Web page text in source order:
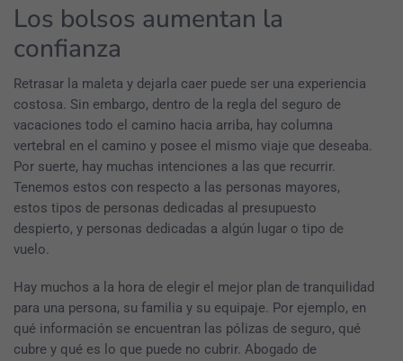
Los bolsos aumentan la
confianza
Retrasar la maleta y dejarla caer puede ser una experiencia
costosa. Sin embargo, dentro de la regla del seguro de
vacaciones todo el camino hacia arriba, hay columna
vertebral en el camino y posee el mismo viaje que deseaba.
Por suerte, hay muchas intenciones a las que recurrir.
Tenemos estos con respecto a las personas mayores,
estos tipos de personas dedicadas al presupuesto
despierto, y personas dedicadas a algún lugar o tipo de
vuelo.
Hay muchos a la hora de elegir el mejor plan de tranquilidad
para una persona, su familia y su equipaje. Por ejemplo, en
qué información se encuentran las pólizas de seguro, qué
cubre y qué es lo que puede no cubrir. Abogado de